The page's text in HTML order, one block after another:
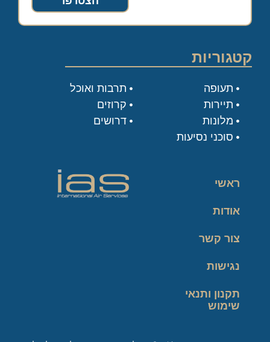
קטגוריות
תעופה
תיירות
מלונות
סוכני נסיעות
תרבות ואוכל
קרוזים
דרושים
ראשי
אודות
צור קשר
נגישות
תקנון ותנאי
שימוש